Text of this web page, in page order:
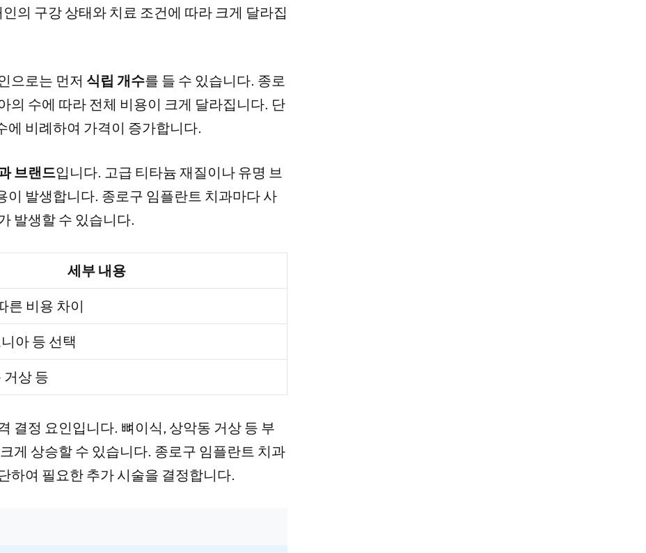
의 구강 상태와 치료 조건에 따라 크게 달라집
으로는 먼저 식립 개수를 들 수 있습니다. 종로
의 수에 따라 전체 비용이 크게 달라집니다. 단
에 비례하여 가격이 증가합니다.
브랜드입니다. 고급 티타늄 재질이나 유명 브
발생합니다. 종로구 임플란트 치과마다 사
발생할 수 있습니다.
세부 내용
른 비용 차이
아 등 선택
거상 등
결정 요인입니다. 뼈이식, 상악동 거상 등 부
게 상승할 수 있습니다. 종로구 임플란트 치과
하여 필요한 추가 시술을 결정합니다.